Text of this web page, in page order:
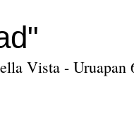
Vista - Uruapan